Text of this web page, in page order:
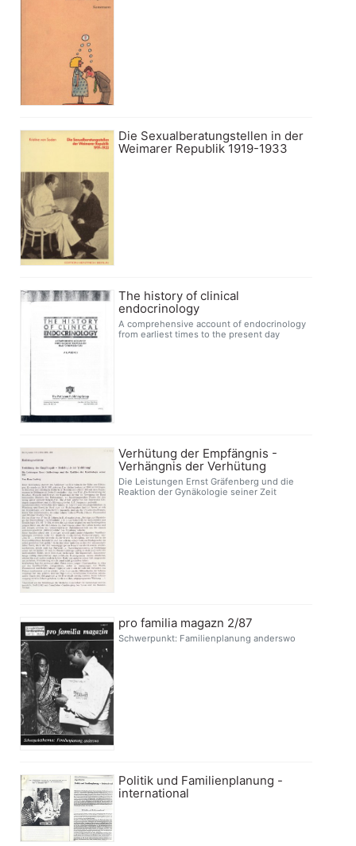
Die Sexualberatungstellen in der
Weimarer Republik 1919-1933
The history of clinical
endocrinology
A comprehensive account of endocrinology
from earliest times to the present day
Verhütung der Empfängnis -
Verhängnis der Verhütung
Die Leistungen Ernst Gräfenberg und die
Reaktion der Gynäkologie seiner Zeit
pro familia magazn 2/87
Schwerpunkt: Familienplanung anderswo
Politik und Familienplanung -
international